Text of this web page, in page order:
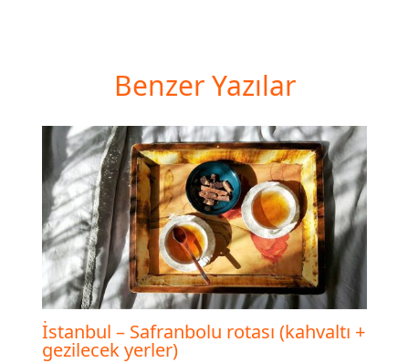
Benzer Yazılar
İstanbul – Safranbolu rotası (kahvaltı +
gezilecek yerler)